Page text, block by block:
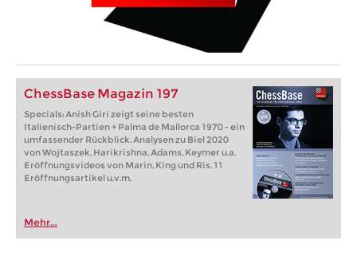
ChessBase Magazin 197
Specials: Anish Giri zeigt seine besten
Italienisch-Partien + Palma de Mallorca 1970 - ein
umfassender Rückblick. Analysen zu Biel 2020
von Wojtaszek, Harikrishna, Adams, Keymer u.a.
Eröffnungsvideos von Marin, King und Ris. 11
Eröffnungsartikel u.v.m.
Mehr...